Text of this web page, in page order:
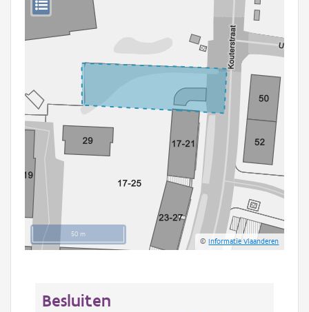
50 m
©Informatie Vlaanderen
Besluiten